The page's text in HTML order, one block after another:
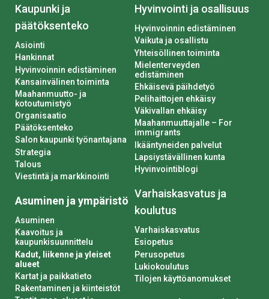
Kaupunki ja
päätöksenteko
Asiointi
Hankinnat
Hyvinvoinnin edistäminen
Kansainvälinen toiminta
Maahanmuutto- ja
kotoutumistyö
Organisaatio
Päätöksenteko
Salon kaupunki työnantajana
Strategia
Talous
Viestintä ja markkinointi
Asuminen ja ympäristö
Asuminen
Kaavoitus ja
kaupunkisuunnittelu
Kadut, liikenne ja yleiset
alueet
Kartat ja paikkatieto
Rakentaminen ja kiinteistöt
Hyvinvointi ja osallisuus
Hyvinvoinnin edistäminen
Vaikuta ja osallistu
Yhteisöllinen toiminta
Mielenterveyden
edistäminen
Ehkäisevä päihdetyö
Pelihaittojen ehkäisy
Väkivallan ehkäisy
Maahanmuuttajalle – For
immigrants
Ikääntyneiden palvelut
Lapsiystävällinen kunta
Hyvinvointiblogi
Varhaiskasvatus ja
koulutus
Varhaiskasvatus
Esiopetus
Perusopetus
Lukiokoulutus
Tilojen käyttöanomukset